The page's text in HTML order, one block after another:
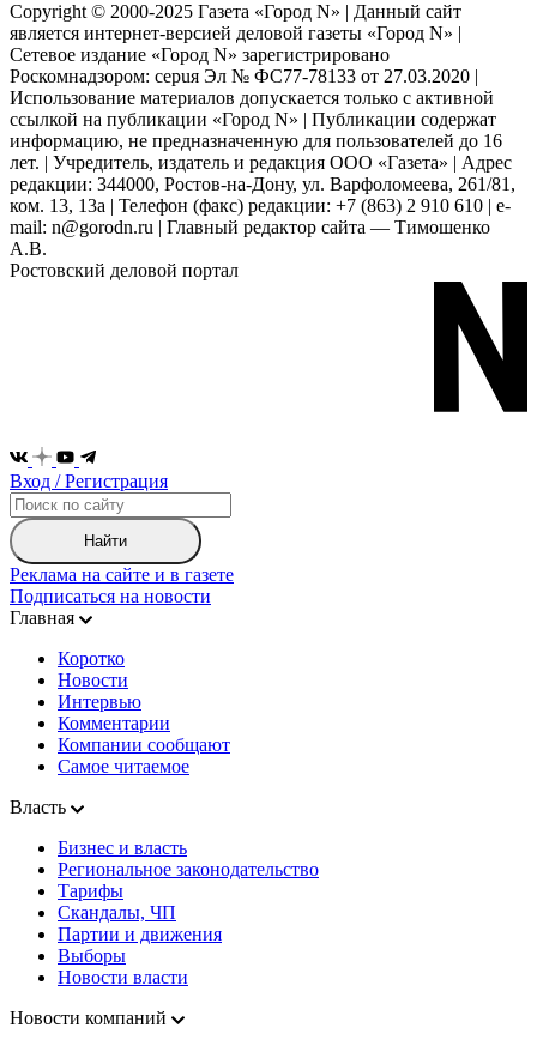
Copyright © 2000-2025 Газета «Город N» | Данный сайт
является интернет-версией деловой газеты «Город N» |
Сетевое издание «Город N» зарегистрировано
Роскомнадзором: серuя Эл № ФС77-78133 от 27.03.2020 |
Использование материалов допускается только с активной
ссылкой на публикации «Город N» | Публикации содержат
информацию, не предназначенную для пользователей до 16
лет. | Учредитель, издатель и редакция ООО «Газета» | Адрес
редакции: 344000, Ростов-на-Дону, ул. Варфоломеева, 261/81,
ком. 13, 13а | Телефон (факс) редакции: +7 (863) 2 910 610 | e-
mail: n@gorodn.ru | Главный редактор сайта — Тимошенко
А.В.
Ростовский деловой портал
Вход / Регистрация
Найти
Реклама на сайте и в газете
Подписаться на новости
Главная
Коротко
Новости
Интервью
Комментарии
Компании сообщают
Самое читаемое
Власть
Бизнес и власть
Региональное законодательство
Тарифы
Скандалы, ЧП
Партии и движения
Выборы
Новости власти
Новости компаний